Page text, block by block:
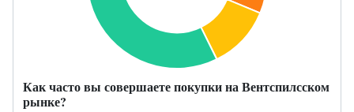
Как часто вы совершаете покупки на Вентспилсском
рынке?